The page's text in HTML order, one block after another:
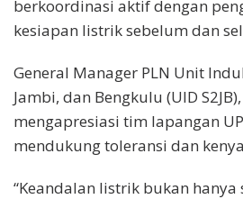
berkoordinasi aktif dengan
kesiapan listrik sebelum dan
General Manager PLN Unit
Jambi, dan Bengkulu (UID
mengapresiasi tim lapangan
mendukung toleransi dan
“Keandalan listrik bukan